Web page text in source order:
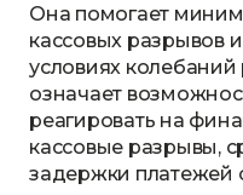
Она помогает
кассовых разрывов
условиях
означает
реагировать на
кассовые разрывы,
задержки платежей